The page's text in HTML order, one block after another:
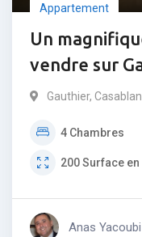
Appartement
Un
vendre sur
Gauthier,
4 Chambres
200Surface en
Anas Yacoubi